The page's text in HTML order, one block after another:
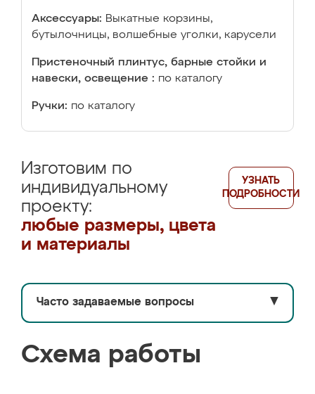
Аксессуары: Выкатные корзины,
бутылочницы, волшебные уголки, карусели
Пристеночный плинтус, барные стойки и
навески, освещение : по каталогу
Ручки: по каталогу
Изготовим по
индивидуальному
проекту:
любые размеры, цвета
и материалы
УЗНАТЬ
ПОДРОБНОСТИ
Часто задаваемые вопросы ▼
Схема работы